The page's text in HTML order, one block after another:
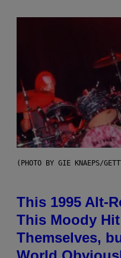
(PHOTO BY GIE KNAEPS/
This 1995 Alt-
This Moody Hit
Themselves,